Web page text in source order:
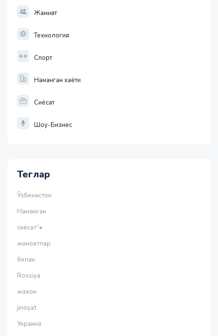
Жамият
Технология
Спорт
Наманган хаёти
Сиёсат
Шоу-Бизнес
Теглар
Ўзбекистон
Наманган
сиёсат”•
жиноятлар
билан
Rossiya
жахон
jinoyat
Украина